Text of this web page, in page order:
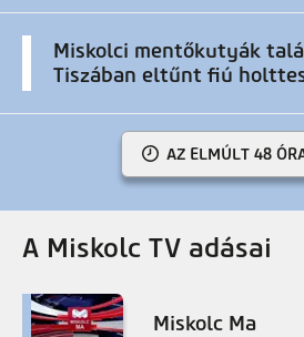
Miskolci mentőkutyák
Tiszában eltűnt fiú
AZ ELMÚLT 48
A Miskolc TV adásai
Miskolc Ma